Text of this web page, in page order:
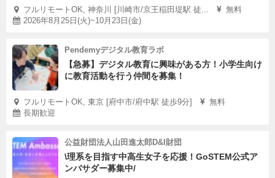
フルリモートOK, 神奈川 [川崎市/京王稲田堤駅 徒...
無料
2026年8月25日(火)~10月23日(金)
Pendemyデジタル教育ラボ
【急募】デジタル教育に興味がある方！小学生向け
に教育活動を行う仲間を募集！
フルリモートOK, 東京 [府中市/府中駅 徒歩9分]
無料
長期歓迎
公益財団法人山田進太郎D&I財団
\理系を目指す中高生女子を応援！GoSTEM公式ア
ンバサダー募集中/